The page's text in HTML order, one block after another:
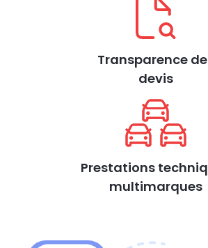
Transparence
devis
Prestations
multimarques